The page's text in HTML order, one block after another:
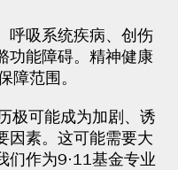
呼吸系统疾病、创伤
功能障碍。精神健康
障范围。
极可能成为加剧、诱
因素。这可能需要大
作为9·11基金专业